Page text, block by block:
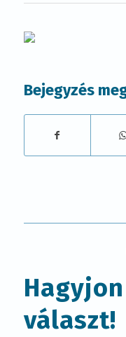
Bejegyzés
választ!